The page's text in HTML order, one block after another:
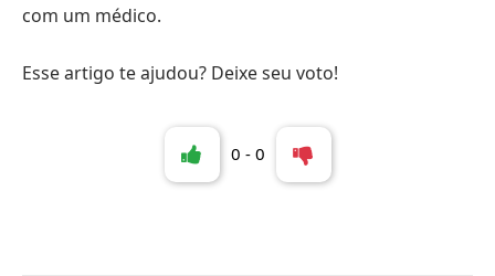
com um médico.
Esse artigo te ajudou? Deixe seu voto!
0 - 0